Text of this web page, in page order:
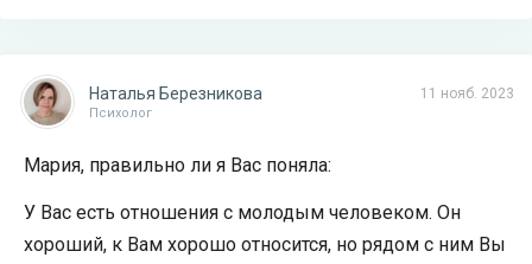
11 нояб. 2023
Наталья Березникова
Психолог
Мария, правильно ли я Вас поняла:
У Вас есть отношения с молодым человеком. Он
хороший, к Вам хорошо относится, но рядом с ним Вы